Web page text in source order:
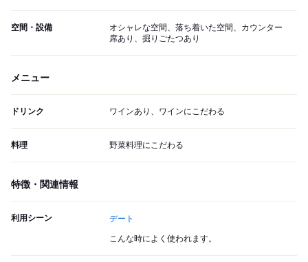
空間・設備
オシャレな空間、落ち着いた空間、カウンター
席あり、掘りごたつあり
メニュー
ドリンク ワインあり、ワインにこだわる
料理 野菜料理にこだわる
特徴・関連情報
利用シーン デート
こんな時によく使われます。